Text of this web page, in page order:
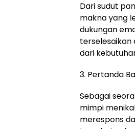
Dari sudut
makna yang
dukungan
terselesaikan
dari
3. Pertanda
Sebagai
mimpi
merespons